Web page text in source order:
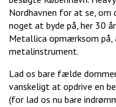
Nordhavnen for at se, om
noget at byde på, her 30
Metallica opmærksom
metalinstrument.
Lad os bare fælde
vanskeligt at opdrive en
(for lad os nu bare